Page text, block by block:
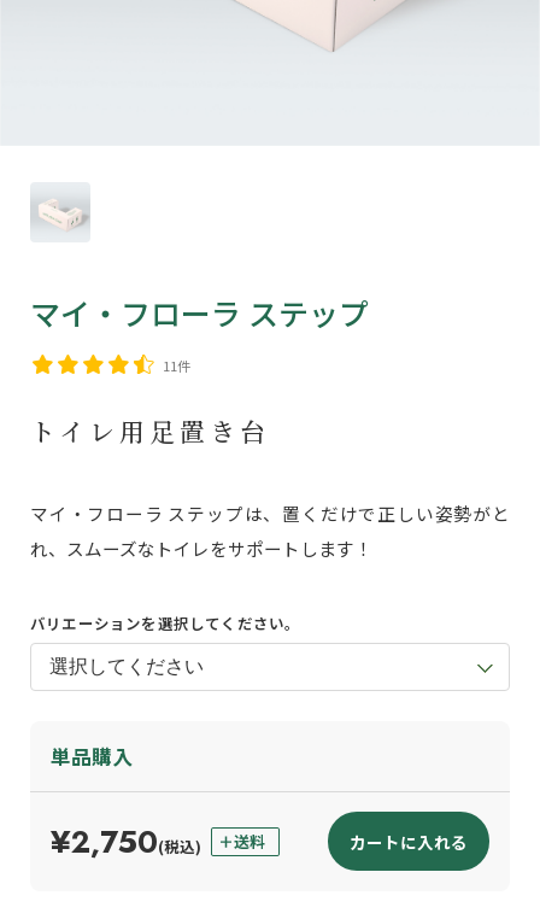
マイ・フローラ ステップ
11件
トイレ用足置き台
マイ・フローラ ステップは、置くだけで正しい姿勢がと
れ、スムーズなトイレをサポートします！
バリエーションを選択してください。
単品購入
¥2,750(税込) カートに入れる